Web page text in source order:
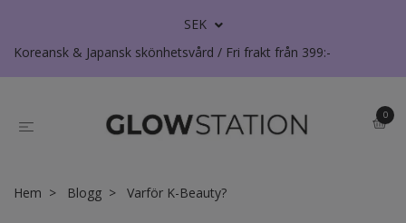
SEK
Koreansk & Japansk skönhetsvård / Fri frakt från 399:-
0
Hem Blogg Varför K-Beauty?